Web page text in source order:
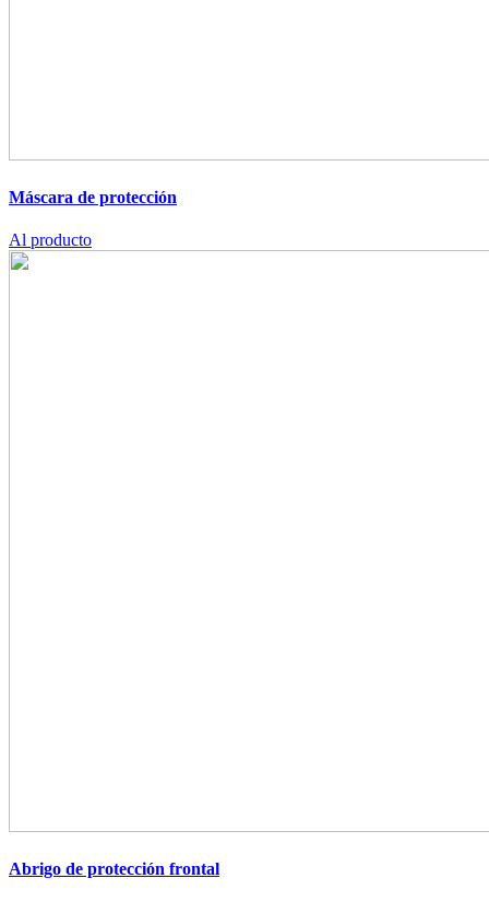
Máscara de protección
Al producto
Abrigo de protección frontal